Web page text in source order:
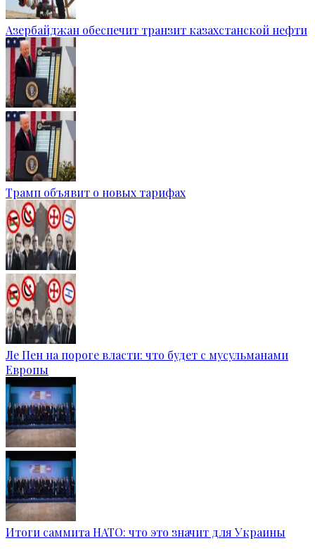
Азербайджан обеспечит транзит казахстанской нефти
Трамп объявит о новых тарифах
Ле Пен на пороге власти: что будет с мусульманами
Европы
Итоги саммита НАТО: что это значит для Украины